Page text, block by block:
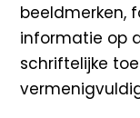
beeldmerken,
informatie op
schriftelijke